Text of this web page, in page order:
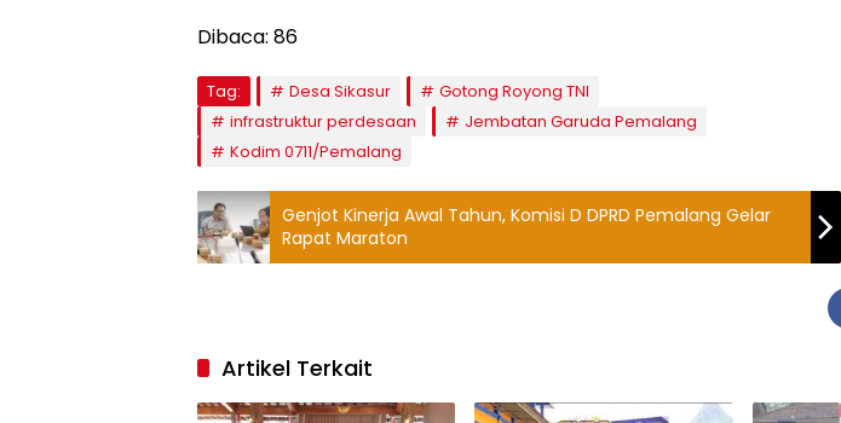
Dibaca: 86
Tag: Desa Sikasur
Gotong Royong TNI
infrastruktur perdesaan
Jembatan Garuda Pemalang
Kodim 0711/Pemalang
Genjot Kinerja Awal Tahun, Komisi D DPRD Pemalang Gelar
Rapat Maraton
Artikel Terkait